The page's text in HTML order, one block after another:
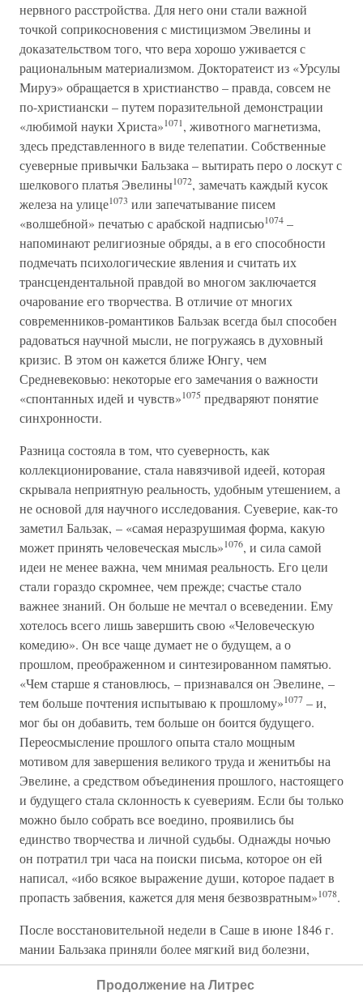
нервного расстройства. Для него они стали важной
точкой соприкосновения с мистицизмом Эвелины и
доказательством того, что вера хорошо уживается с
рациональным материализмом. Докторатеист из «Урсулы
Мируэ» обращается в христианство – правда, совсем не
по-христиански – путем поразительной демонстрации
«любимой науки Христа»1071, животного магнетизма,
здесь представленного в виде телепатии. Собственные
суеверные привычки Бальзака – вытирать перо о лоскут с
шелкового платья Эвелины1072, замечать каждый кусок
железа на улице1073 или запечатывание писем
«волшебной» печатью с арабской надписью1074 –
напоминают религиозные обряды, а в его способности
подмечать психологические явления и считать их
трансцендентальной правдой во многом заключается
очарование его творчества. В отличие от многих
современников-романтиков Бальзак всегда был способен
радоваться научной мысли, не погружаясь в духовный
кризис. В этом он кажется ближе Юнгу, чем
Средневековью: некоторые его замечания о важности
«спонтанных идей и чувств»1075 предваряют понятие
синхронности.
Разница состояла в том, что суеверность, как
коллекционирование, стала навязчивой идеей, которая
скрывала неприятную реальность, удобным утешением, а
не основой для научного исследования. Суеверие, как-то
заметил Бальзак, – «самая неразрушимая форма, какую
может принять человеческая мысль»1076, и сила самой
идеи не менее важна, чем мнимая реальность. Его цели
стали гораздо скромнее, чем прежде; счастье стало
важнее знаний. Он больше не мечтал о всеведении. Ему
хотелось всего лишь завершить свою «Человеческую
комедию». Он все чаще думает не о будущем, а о
прошлом, преображенном и синтезированном памятью.
«Чем старше я становлюсь, – признавался он Эвелине, –
тем больше почтения испытываю к прошлому»1077 – и,
мог бы он добавить, тем больше он боится будущего.
Переосмысление прошлого опыта стало мощным
мотивом для завершения великого труда и женитьбы на
Эвелине, а средством объединения прошлого, настоящего
и будущего стала склонность к суевериям. Если бы только
можно было собрать все воедино, проявились бы
единство творчества и личной судьбы. Однажды ночью
он потратил три часа на поиски письма, которое он ей
написал, «ибо всякое выражение души, которое падает в
пропасть забвения, кажется для меня безвозвратным»1078.
После восстановительной недели в Саше в июне 1846 г.
мании Бальзака приняли более мягкий вид болезни,
которой вскоре предстоит исцелиться браком. В июне он
начал повесть под названием «Паразит» (Le Parasite),
Продолжение на Литрес